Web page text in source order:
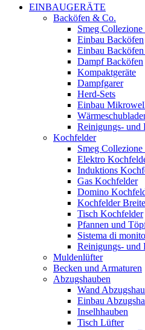
Menu
Close
EINBAUGERÄTE
Backöfen & Co.
Smeg Collezione
Einbau Backöfen
Einbau
Dampf Backöfen
Kompaktgeräte
Dampfgarer
Herd-Sets
Einbau
Reinigungs- und
Kochfelder
Smeg Collezione
Elektro
Induktions
Gas Kochfelder
Domino
Kochfelder
Tisch Kochfelder
Pfannen und
Sistema di
Reinigungs- und
Muldenlüfter
Becken und Armaturen
Abzugshauben
Wand
Einbau
Inselhhauben
Tisch Lüfter